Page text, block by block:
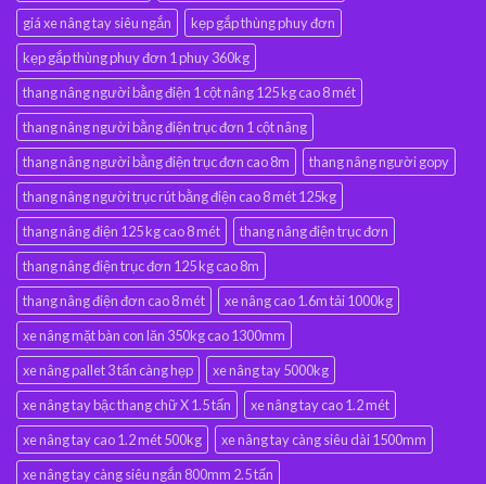
giá xe nâng tay siêu ngắn
kẹp gắp thùng phuy đơn
kẹp gắp thùng phuy đơn 1 phuy 360kg
thang nâng người bằng điện 1 cột nâng 125 kg cao 8 mét
thang nâng người bằng điện trục đơn 1 cột nâng
thang nâng người bằng điện trục đơn cao 8m
thang nâng người gopy
thang nâng người trục rút bằng điện cao 8 mét 125kg
thang nâng điện 125 kg cao 8 mét
thang nâng điện trục đơn
thang nâng điện trục đơn 125 kg cao 8m
thang nâng điện đơn cao 8 mét
xe nâng cao 1.6m tải 1000kg
xe nâng mặt bàn con lăn 350kg cao 1300mm
xe nâng pallet 3 tấn càng hẹp
xe nâng tay 5000kg
xe nâng tay bậc thang chữ X 1.5 tấn
xe nâng tay cao 1.2 mét
xe nâng tay cao 1.2 mét 500kg
xe nâng tay càng siêu dài 1500mm
xe nâng tay càng siêu ngắn 800mm 2.5 tấn